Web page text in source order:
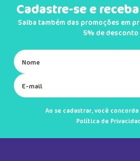
Cadastre-se e
Saiba também das promoções em
5% de desconto
Ao se cadastrar, você concorda
Política de